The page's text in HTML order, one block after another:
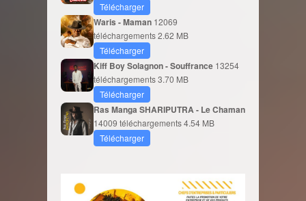
Télécharger
Waris - Maman 12069
téléchargements2.62 MB
Télécharger
Kiff Boy Solagnon - Souffrance 13254
téléchargements3.70 MB
Télécharger
Ras Manga SHARIPUTRA - Le Chaman
14009 téléchargements4.54 MB
Télécharger